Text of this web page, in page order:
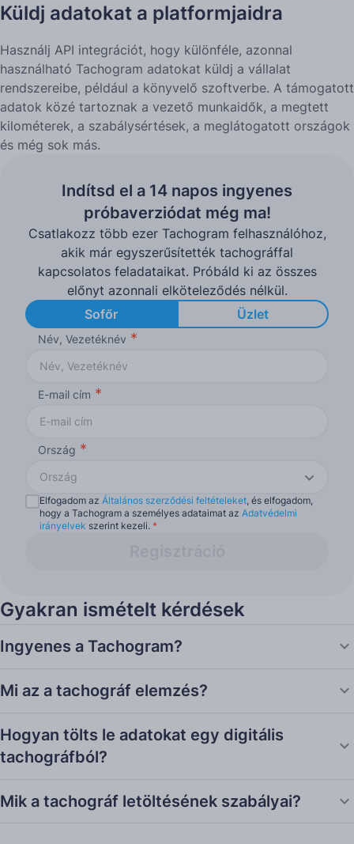
Küldj adatokat a platformjaidra
Használj API integrációt, hogy különféle, azonnal
használható Tachogram adatokat küldj a vállalat
rendszereibe, például a könyvelő szoftverbe. A támogatott
adatok közé tartoznak a vezető munkaidők, a megtett
kilométerek, a szabálysértések, a meglátogatott országok
és még sok más.
Indítsd el a 14 napos ingyenes
próbaverziódat még ma!
Csatlakozz több ezer Tachogram felhasználóhoz,
akik már egyszerűsítették tachográffal
kapcsolatos feladataikat. Próbáld ki az összes
előnyt azonnali elköteleződés nélkül.
Sofőr
Üzlet
Név, Vezetéknév
E-mail cím
Ország
Ország
Elfogadom az Általános szerződési feltételeket , és elfogadom,
hogy a Tachogram a személyes adataimat az Adatvédelmi
irányelvek szerint kezeli. *
Gyakran ismételt kérdések
Ingyenes a Tachogram?
Mi az a tachográf elemzés?
Hogyan tölts le adatokat egy digitális
tachográfból?
Mik a tachográf letöltésének szabályai?